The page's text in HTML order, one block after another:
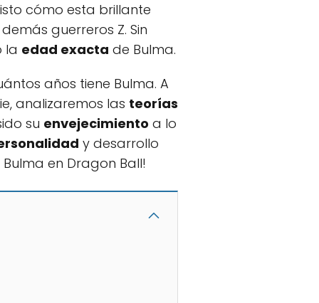
cómo esta brillante
guerreros Z. Sin
la edad exacta de Bulma.
años tiene Bulma. A
analizaremos las teorías
su envejecimiento a lo
y desarrollo
en Dragon Ball!